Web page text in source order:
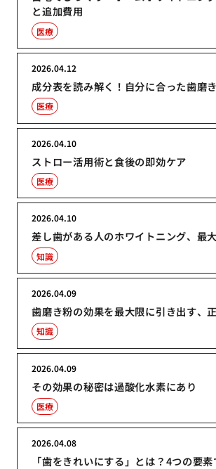
と追加費用
医療
成分表を読み解く！自分に合った歯磨
2026.04.12
医療
ストロー活用術と食後の即効ケア
2026.04.10
医療
差し歯がある人のホワイトニング、最
2026.04.10
知識
歯磨き粉の効果を最大限に引き出す、
2026.04.09
知識
その効果の秘密は過酸化水素にあり
2026.04.09
医療
「歯をきれいにする」とは？4つの要
2026.04.08